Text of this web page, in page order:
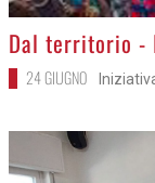
>
Dal territorio -
24 GIUGNO